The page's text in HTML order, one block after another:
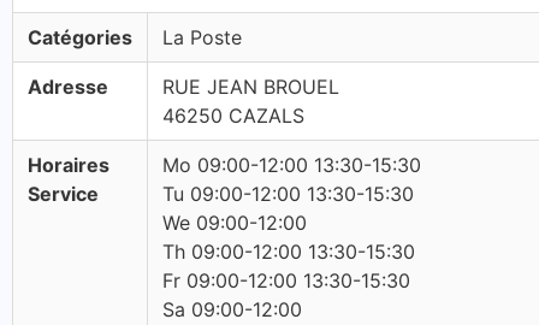
Catégories La Poste
Adresse
RUE JEAN BROUEL
46250 CAZALS
Horaires
Service
Mo 09:00-12:00 13:30-15:30
Tu 09:00-12:00 13:30-15:30
We 09:00-12:00
Th 09:00-12:00 13:30-15:30
Fr 09:00-12:00 13:30-15:30
Sa 09:00-12:00